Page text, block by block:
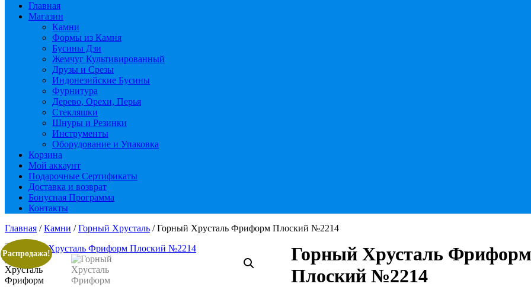
Главная
Магазин
Камни
Формы из Камня
Бусины Дзи
Жемчуг Культивированный
Друзы и Срезы
Индонезийские Бусины
Фурнитура
Дерево, Орехи, Перья
Стекляшки
Шнуры и Резинки
Инструменты
Оборудование и Упаковка
Корзина
Мой аккаунт
Подарочные Сертификаты
Доставка и возврат
Бонусная Программа
Контакты
Главная /Камни /Горный Хрусталь / Горный Хрусталь Фриформ Плоский №2214
Распродажа!
Горный Хрусталь Фриформ
Плоский №2214